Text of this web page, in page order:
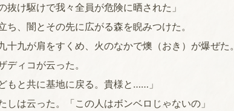
抜け駆けで我々全員が危険に晒された」
、闇とその先に広がる森を睨みつけた。
九が肩をすくめ、火のなかで燠（おき）が爆ぜた。
ィコが云った。
もと共に基地に戻る。貴様と……」
しは云った。「この人はボンベロじゃないの」